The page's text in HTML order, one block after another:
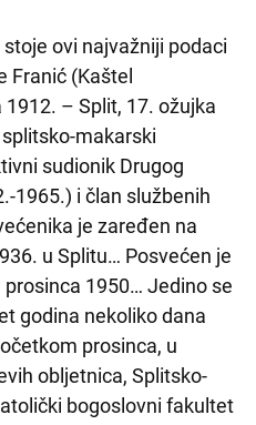
ovi najvažniji podaci
Franić (Kaštel
– Split, 17. ožujka
makarski
sudionik Drugog
1965.) i član službenih
je zaređen na
u Splitu… Posvećen je
1950… Jedino se
godina nekoliko dana
prosinca, u
obljetnica, Splitsko-
bogoslovni fakultet